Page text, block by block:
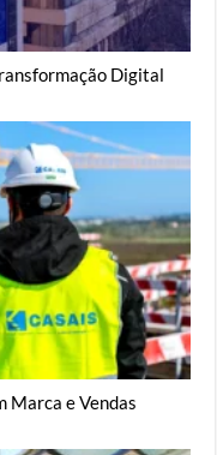
Digital
Marca e Vendas